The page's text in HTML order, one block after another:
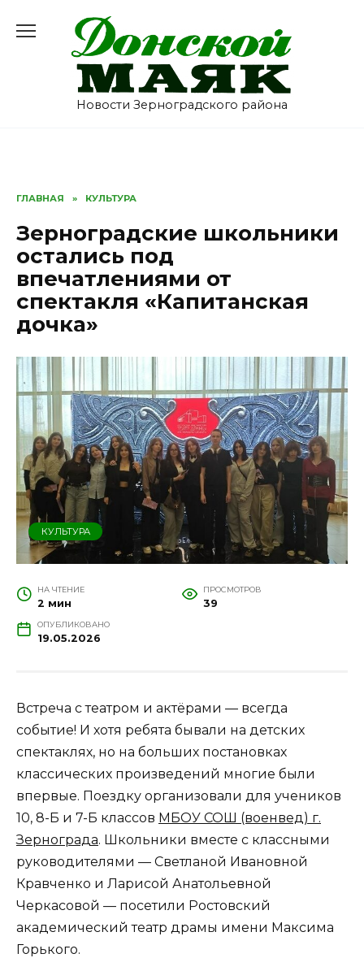
содержанию
Новости Зерноградского района
ГЛАВНАЯ » КУЛЬТУРА
Зерноградские школьники
остались под
впечатлениями от
спектакля «Капитанская
дочка»
КУЛЬТУРА
НА ЧТЕНИЕ
2 мин
ПРОСМОТРОВ
39
ОПУБЛИКОВАНО
19.05.2026
Встреча с театром и актёрами — всегда
событие! И хотя ребята бывали на детских
спектаклях, но на больших постановках
классических произведений многие были
впервые. Поездку организовали для учеников
10, 8-Б и 7-Б классов МБОУ СОШ (военвед) г.
Зернограда. Школьники вместе с классными
руководителями — Светланой Ивановной
Кравченко и Ларисой Анатольевной
Черкасовой — посетили Ростовский
академический театр драмы имени Максима
Горького.